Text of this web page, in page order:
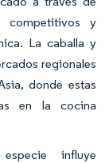
competitivos y
La caballa y
regionales
donde estas
en la cocina
influye